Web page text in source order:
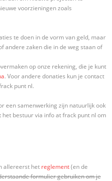
voorzieningen zoals
te doen in de vorm van geld, maar
andere zaken die in de weg staan of
op onze rekening, die je kunt
. Voor andere donaties kun je contact
punt nl.
een samenwerking zijn natuurlijk ook
bestuur via info at frack punt nl om
allereerst het reglement(en de
formulier gebruiken om je